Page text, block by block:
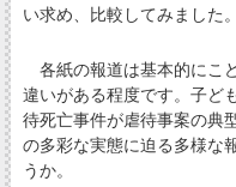
い求め、比較してみました。
各紙の報道は基本的にこ
違いがある程度です。子ど
待死亡事件が虐待事案の典
の多彩な実態に迫る多様な
うか。